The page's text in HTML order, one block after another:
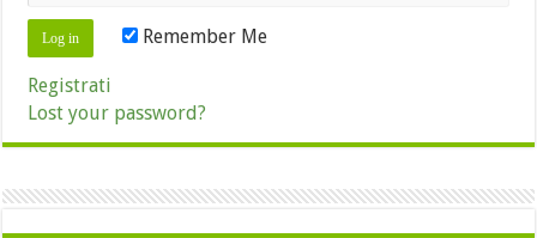
Remember Me
Registrati
Lost your password?